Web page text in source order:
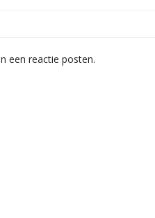
een reactie posten.